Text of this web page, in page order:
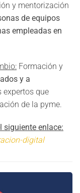
y mentorización
de equipos
empleadas en
Formación y
y a
expertos que
de la pyme.
siguiente enlace:
digital